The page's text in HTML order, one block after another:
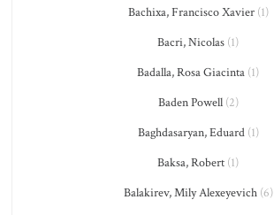
Bachixa, Francisco Xavier(1)
Bacri, Nicolas (1)
Badalla, Rosa Giacinta (1)
Baden Powell(2)
Baghdasaryan, Eduard(1)
Baksa, Robert (1)
Balakirev, Mily Alexeyevich(6)